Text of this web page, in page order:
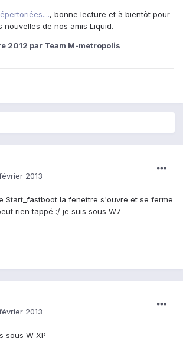
, bonne lecture et à bientôt pour
nouvelles de nos amis Liquid.
2012 par Team M-metropolis
2013
Start_fastboot la fenettre s'ouvre et se ferme
rien tappé :/ je suis sous W7
2013
sous W XP